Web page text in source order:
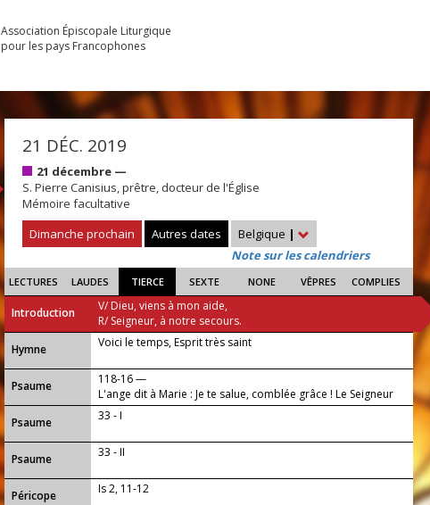
Association Épiscopale Liturgique
pour les pays Francophones
21 DÉC. 2019
21 décembre —
S. Pierre Canisius, prêtre, docteur de l'Église
Mémoire facultative
Dimanche prochain
Autres dates Belgique |
Note sur les calendriers
LECTURES LAUDES TIERCE SEXTE NONE VÊPRES COMPLIES
Introduction
V/ Dieu, viens à mon aide,
R/ Seigneur, à notre secours.
...
Hymne Voici le temps, Esprit très saint
Psaume
118-16 —
L'ange dit à Marie : Je te salue, comblée grâce ! Le Seigneur
est avec toi !
Psaume
33 - I
Psaume 33 - II
Péricope Is 2, 11-12